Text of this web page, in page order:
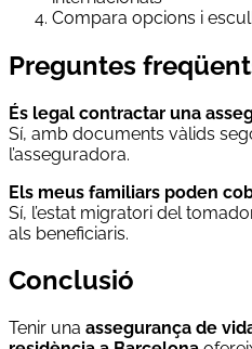
Compara opcions i
Preguntes
És legal contractar una
Sí, amb documents vàlids
l’asseguradora.
Els meus familiars poden
Sí, l’estat migratori del
als beneficiaris.
Conclusió
Tenir una assegurança de